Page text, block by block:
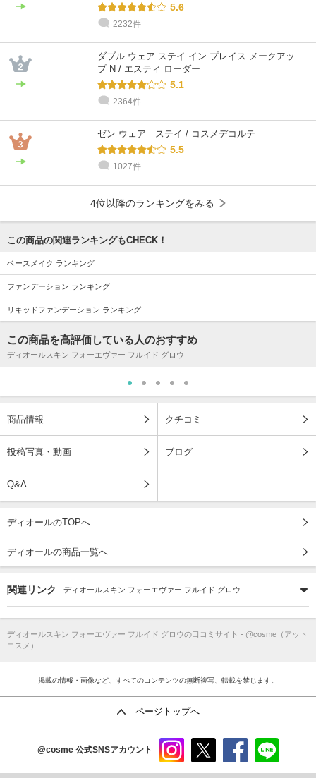
5.6
2232件
ダブル ウェア ステイ イン プレイス メークアッ
プ N / エスティ ローダー
5.1
2364件
ゼン ウェア ステイ / コスメデコルテ
5.5
1027件
4位以降のランキングをみる
この商品の関連ランキングもCHECK！
ベースメイク ランキング
ファンデーション ランキング
リキッドファンデーション ランキング
この商品を高評価している人のおすすめ
ディオールスキン フォーエヴァー フルイド グロウ
商品情報 クチコミ
投稿写真・動画 ブログ
Q&A
ディオールのTOPへ
ディオールの商品一覧へ
関連リンク ディオールスキン フォーエヴァー フルイド グロウ
ディオールスキン フォーエヴァー フルイド グロウの口コミサイト - @cosme（アット
コスメ）
掲載の情報・画像など、すべてのコンテンツの無断複写、転載を禁じます。
ページトップへ
@cosme 公式SNSアカウント